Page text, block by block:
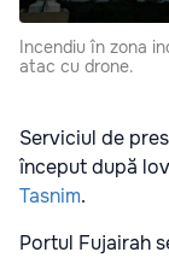
Incendiu în zona
atac cu drone.
Serviciul de
început după
Tasnim.
Portul Fujairah